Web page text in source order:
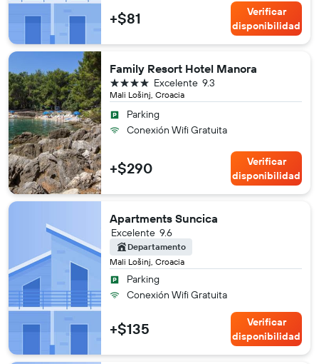
+$81
Verificar
disponibilidad
Family Resort Hotel Manora
Mali Lošinj, Croacia
9.3
Excelente
4 estrellas
Parking
Conexión Wifi Gratuita
+$290
Verificar
disponibilidad
Apartments Suncica
Mali Lošinj, Croacia
9.6
Excelente
Departamento
Parking
Conexión Wifi Gratuita
+$135
Verificar
disponibilidad